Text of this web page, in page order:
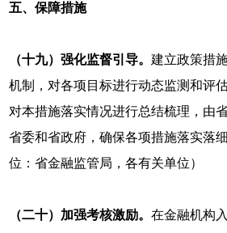
五、保障措施
（十九）强化监督引导。建立政策措
机制，对各项目标进行动态监测和评
对本措施落实情况进行总结梳理，由
省委和省政府，确保各项措施落实落
位：省金融监管局，各有关单位）
（二十）加强考核激励。在金融机构